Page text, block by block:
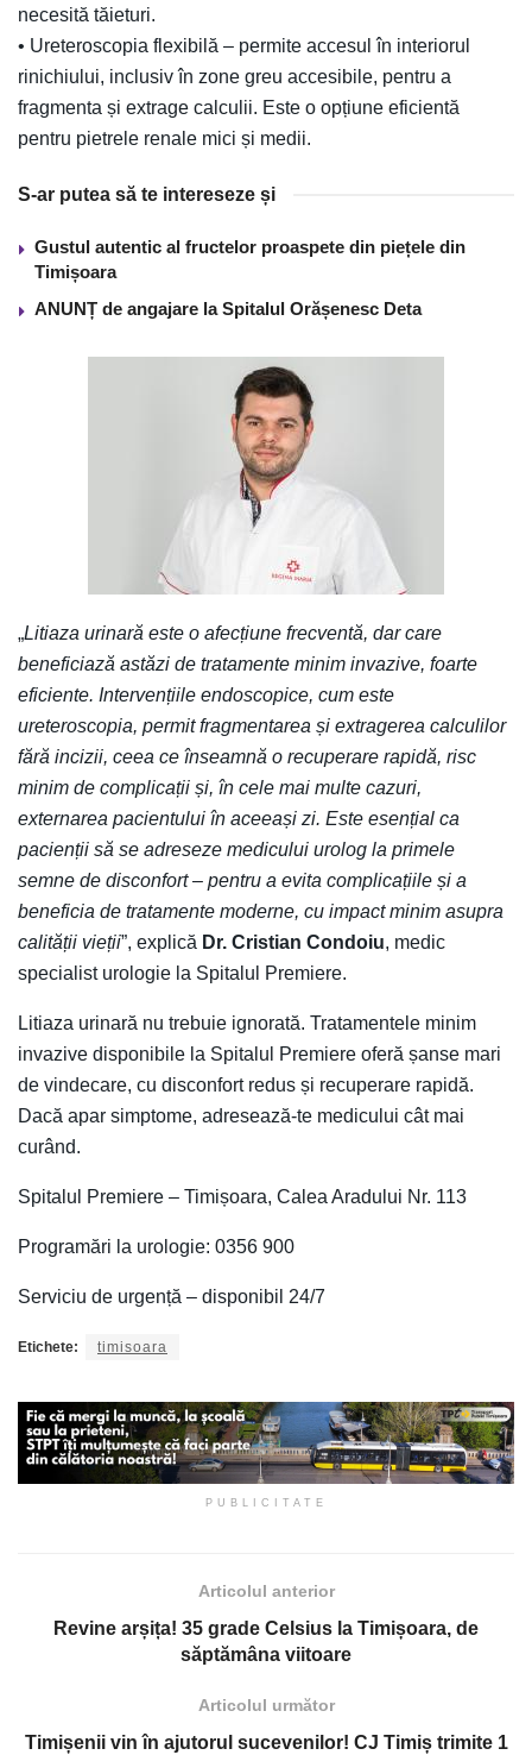
necesită tăieturi.
• Ureteroscopia flexibilă – permite accesul în interiorul
rinichiului, inclusiv în zone greu accesibile, pentru a
fragmenta și extrage calculii. Este o opțiune eficientă
pentru pietrele renale mici și medii.
S-ar putea să te intereseze și
Gustul autentic al fructelor proaspete din piețele din
Timișoara
ANUNȚ de angajare la Spitalul Orășenesc Deta
„Litiaza urinară este o afecțiune frecventă, dar care
beneficiază astăzi de tratamente minim invazive, foarte
eficiente. Intervențiile endoscopice, cum este
ureteroscopia, permit fragmentarea și extragerea calculilor
fără incizii, ceea ce înseamnă o recuperare rapidă, risc
minim de complicații și, în cele mai multe cazuri,
externarea pacientului în aceeași zi. Este esențial ca
pacienții să se adreseze medicului urolog la primele
semne de disconfort – pentru a evita complicațiile și a
beneficia de tratamente moderne, cu impact minim asupra
calității vieții”, explică Dr. Cristian Condoiu, medic
specialist urologie la Spitalul Premiere.
Litiaza urinară nu trebuie ignorată. Tratamentele minim
invazive disponibile la Spitalul Premiere oferă șanse mari
de vindecare, cu disconfort redus și recuperare rapidă.
Dacă apar simptome, adresează-te medicului cât mai
curând.
Spitalul Premiere – Timișoara, Calea Aradului Nr. 113
Programări la urologie: 0356 900
Serviciu de urgență – disponibil 24/7
Etichete: timisoara
PUBLICITATE
Articolul anterior
Revine arșița! 35 grade Celsius la Timișoara, de
săptămâna viitoare
Articolul următor
Timișenii vin în ajutorul sucevenilor! CJ Timiș trimite 1